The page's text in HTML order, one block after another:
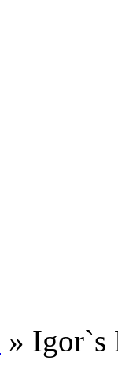
» Igor`s